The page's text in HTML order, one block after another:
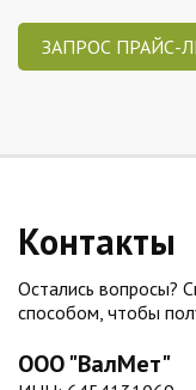
ЗАПРОС ПРАЙС-
Контакты
Остались вопросы?
способом, чтобы
ООО "ВалМет"